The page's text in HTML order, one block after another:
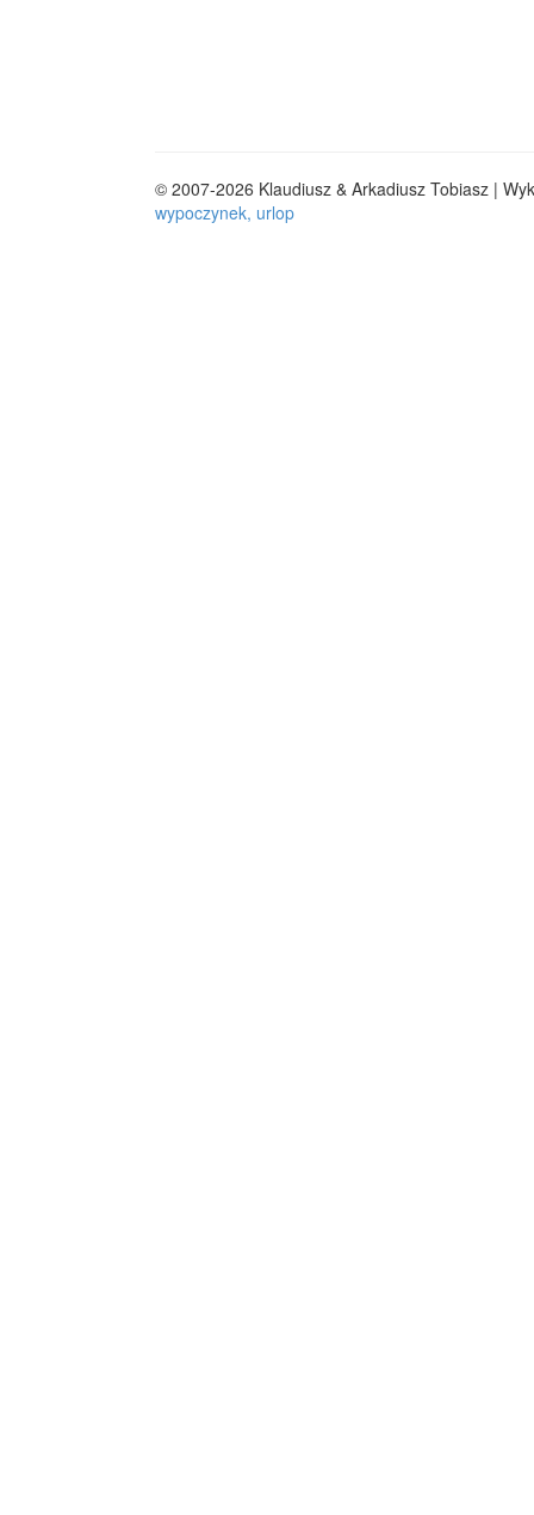
© 2007-2026 Klaudiusz & Arkadiusz Tobiasz |
wypoczynek, urlop